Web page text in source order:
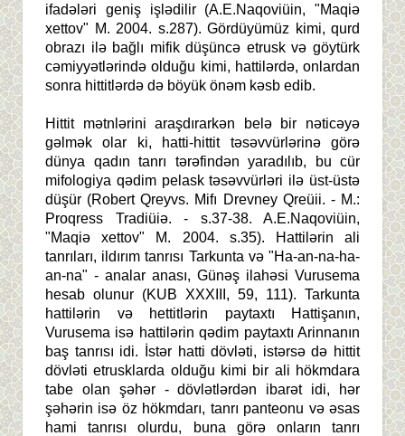
ifadələri geniş işlədilir (A.E.Naqoviüin, "Maqiə
xettov" M. 2004. s.287). Gördüyümüz kimi, qurd
obrazı ilə bağlı mifik düşüncə etrusk və göytürk
cəmiyyətlərində olduğu kimi, hattilərdə, onlardan
sonra hittitlərdə də böyük önəm kəsb edib.
Hittit mətnlərini araşdırarkən belə bir nəticəyə
gəlmək olar ki, hatti-hittit təsəvvürlərinə görə
dünya qadın tanrı tərəfindən yaradılıb, bu cür
mifologiya qədim pelask təsəvvürləri ilə üst-üstə
düşür (Robert Qreyvs. Mifı Drevney Qreüii. - M.:
Proqress Tradiüiə. - s.37-38. A.E.Naqoviüin,
"Maqiə xettov" M. 2004. s.35). Hattilərin ali
tanrıları, ildırım tanrısı Tarkunta və "Ha-an-na-ha-
an-na" - analar anası, Günəş ilahəsi Vurusema
hesab olunur (KUB XXXIII, 59, 111). Tarkunta
hattilərin və hettitlərin paytaxtı Hattişanın,
Vurusema isə hattilərin qədim paytaxtı Arinnanın
baş tanrısı idi. İstər hatti dövləti, istərsə də hittit
dövləti etrusklarda olduğu kimi bir ali hökmdara
tabe olan şəhər - dövlətlərdən ibarət idi, hər
şəhərin isə öz hökmdarı, tanrı panteonu və əsas
hami tanrısı olurdu, buna görə onların tanrı